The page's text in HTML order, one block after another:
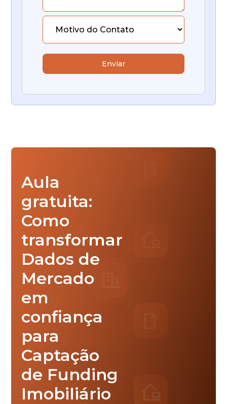
Aula
gratuita:
Como
transformar
Dados de
Mercado
em
confiança
para
Captação
de Funding
Imobiliário